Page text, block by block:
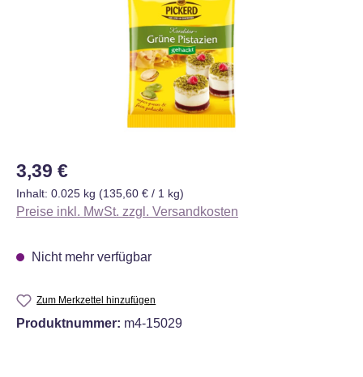
Regulärer Preis:
3,39 €
Inhalt: 0.025 kg (135,60 € / 1 kg)
Preise inkl. MwSt. zzgl. Versandkosten
Nicht mehr verfügbar
Zum Merkzettel hinzufügen
Produktnummer: m4-15029